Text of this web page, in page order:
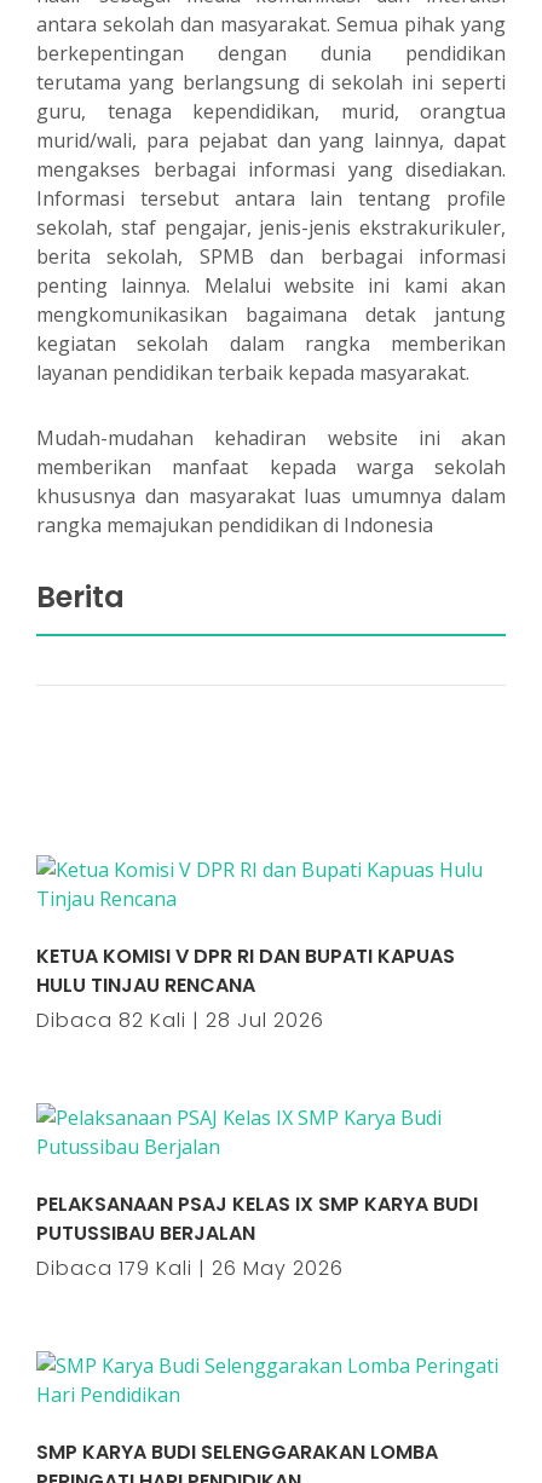
antara sekolah dan masyarakat. Semua pihak yang
berkepentingan dengan dunia pendidikan
terutama yang berlangsung di sekolah ini seperti
guru, tenaga kependidikan, murid, orangtua
murid/wali, para pejabat dan yang lainnya, dapat
mengakses berbagai informasi yang disediakan.
Informasi tersebut antara lain tentang profile
sekolah, staf pengajar, jenis-jenis ekstrakurikuler,
berita sekolah, SPMB dan berbagai informasi
penting lainnya. Melalui website ini kami akan
mengkomunikasikan bagaimana detak jantung
kegiatan sekolah dalam rangka memberikan
layanan pendidikan terbaik kepada masyarakat.
Mudah-mudahan kehadiran website ini akan
memberikan manfaat kepada warga sekolah
khususnya dan masyarakat luas umumnya dalam
rangka memajukan pendidikan di Indonesia
Berita
KETUA KOMISI V DPR RI DAN BUPATI KAPUAS
HULU TINJAU RENCANA
Dibaca 82 Kali | 28 Jul 2026
PELAKSANAAN PSAJ KELAS IX SMP KARYA BUDI
PUTUSSIBAU BERJALAN
Dibaca 179 Kali | 26 May 2026
SMP KARYA BUDI SELENGGARAKAN LOMBA